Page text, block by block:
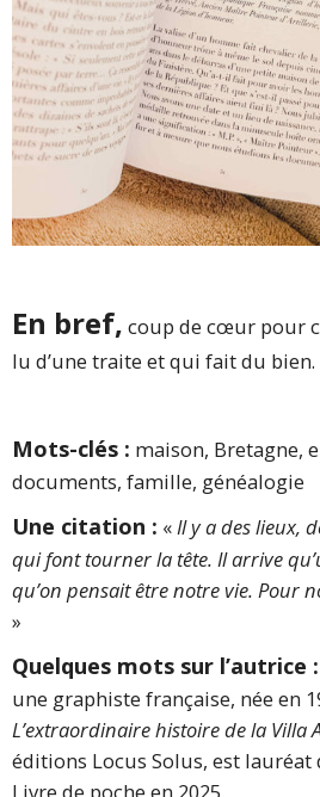
En bref, coup de cœur pour
lu d’une traite et qui fait du
Mots-clés : maison, Bretagne,
documents, famille, généalogie
Une citation : «Il y a des lieux,
qui font tourner la tête. Il arrive
qu’on pensait être notre vie. Pour
»
Quelques mots sur l’autrice :
une graphiste française, née en
L’extraordinaire histoire de la Villa
éditions Locus Solus, est